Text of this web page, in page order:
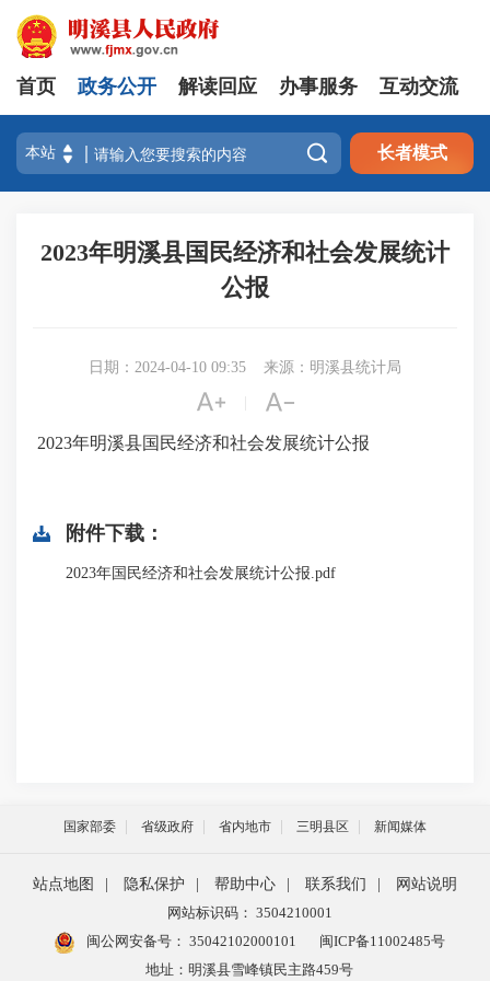
首页 政务公开 解读回应 办事服务 互动交流
 长者模式
2023年明溪县国民经济和社会发展统计
公报
日期：2024-04-10 09:35 来源：明溪县统计局
 
2023年明溪县国民经济和社会发展统计公报
附件下载：
2023年国民经济和社会发展统计公报.pdf
国家部委 省级政府 省内地市 三明县区 新闻媒体
站点地图 隐私保护 帮助中心 联系我们
网站说明
网站标识码： 3504210001
闽公网安备号： 35042102000101
闽ICP备11002485号
地址：明溪县雪峰镇民主路459号